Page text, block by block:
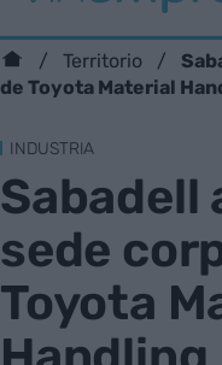
Territorio
de Toyota Material
INDUSTRIA
Sabadell
sede
Toyota